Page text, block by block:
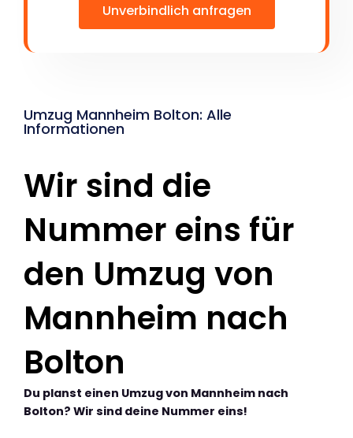
Unverbindlich anfragen
Umzug Mannheim Bolton: Alle
Informationen
Wir sind die
Nummer eins für
den Umzug von
Mannheim nach
Bolton
Du planst einen Umzug von Mannheim nach
Bolton? Wir sind deine Nummer eins!